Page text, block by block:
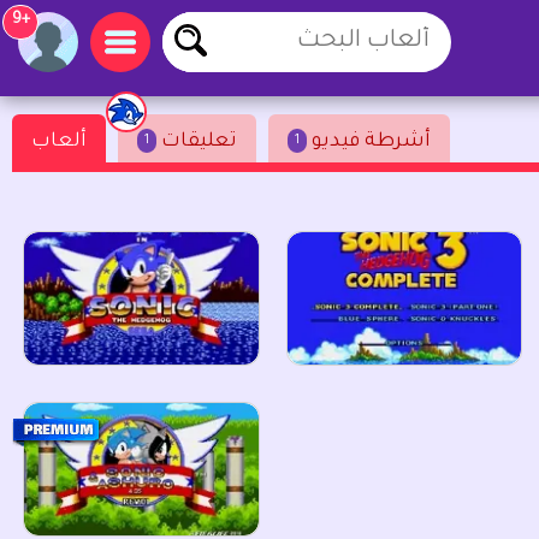
+9
ألعاب 1 تعليقات 1 أشرطة فيديو